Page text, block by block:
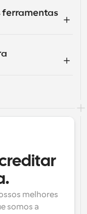
ferramentas
melhores
somos a